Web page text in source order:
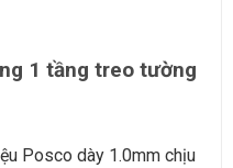
1 tầng treo tường
Posco dày 1.0mm chịu